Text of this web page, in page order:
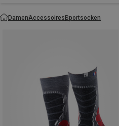
DamenAccessoiresSportsocken